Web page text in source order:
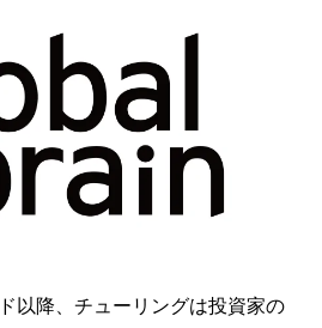
以降、チューリングは投資家の